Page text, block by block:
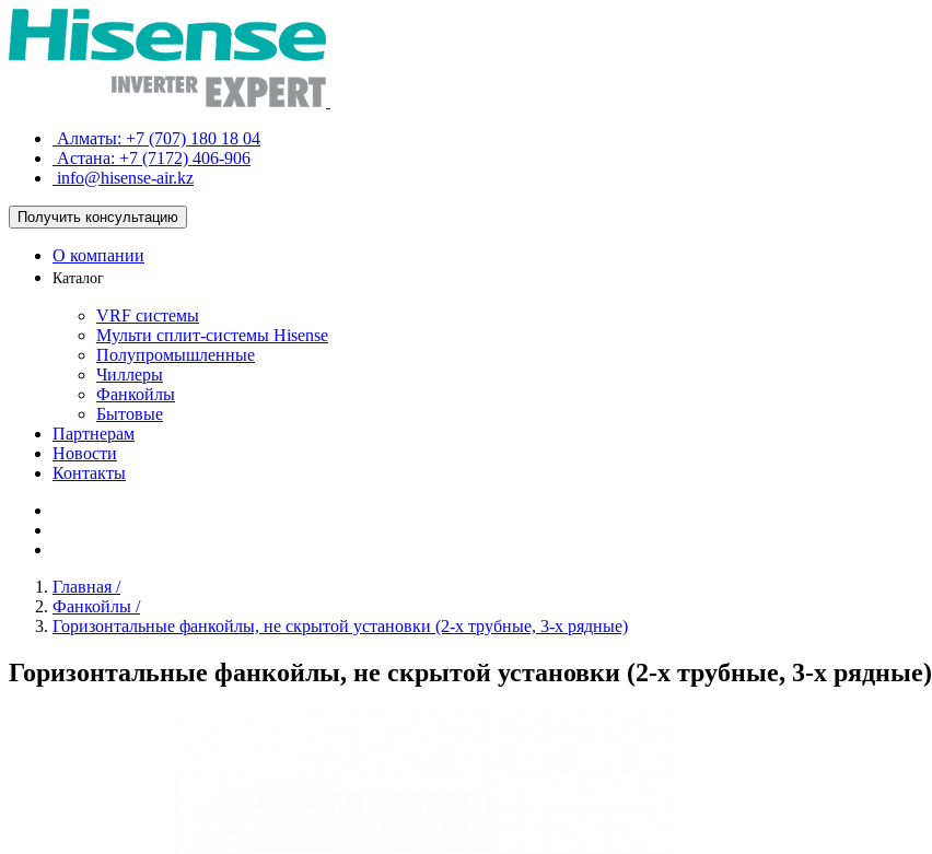
Алматы: +7 (707) 180 18 04
Астана: +7 (7172) 406-906
info@hisense-air.kz
Получить консультацию
О компании
Каталог
VRF системы
Мульти сплит-системы Hisense
Полупромышленные
Чиллеры
Фанкойлы
Бытовые
Партнерам
Новости
Контакты
Главная /
Фанкойлы /
Горизонтальные фанкойлы, не скрытой установки (2-х трубные, 3-х рядные)
Горизонтальные фанкойлы, не скрытой установки (2-х трубные, 3-х рядные)